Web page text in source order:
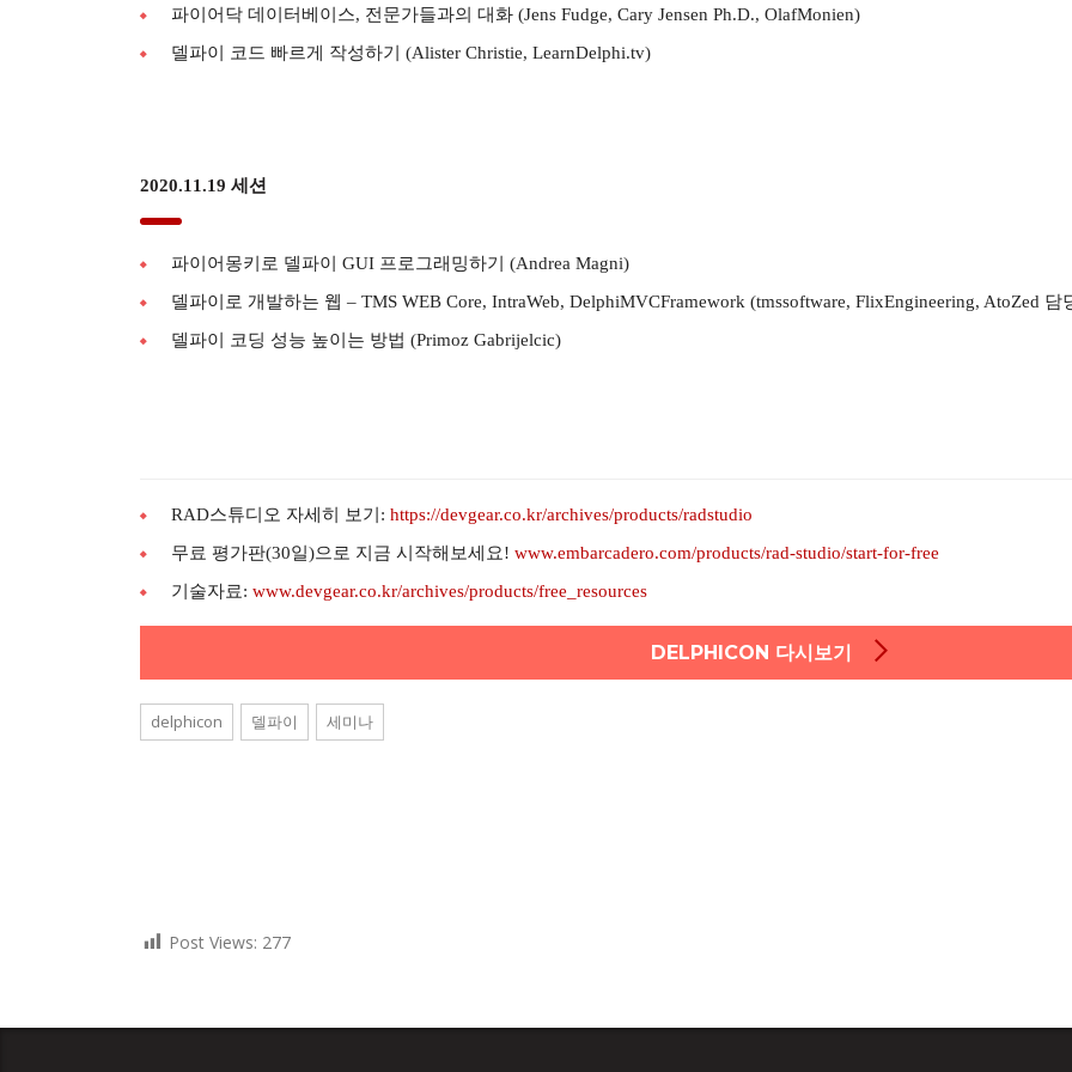
파이어닥 데이터베이스, 전문가들과의 대화 (Jens Fudge, Cary Jensen Ph.D., OlafMonien)
델파이 코드 빠르게 작성하기 (Alister Christie, LearnDelphi.tv)
2020.11.19 세션
파이어몽키로 델파이 GUI 프로그래밍하기 (Andrea Magni)
델파이로 개발하는 웹 – TMS WEB Core, IntraWeb, DelphiMVCFramework (tmssoftware, FlixEngineering, AtoZed 담
델파이 코딩 성능 높이는 방법 (Primoz Gabrijelcic)
RAD스튜디오 자세히 보기: https://devgear.co.kr/archives/products/radstudio
무료 평가판(30일)으로 지금 시작해보세요! www.embarcadero.com/products/rad-studio/start-for-free
기술자료: www.devgear.co.kr/archives/products/free_resources
DELPHICON 다시보기
delphicon 델파이 세미나
Post Views: 277